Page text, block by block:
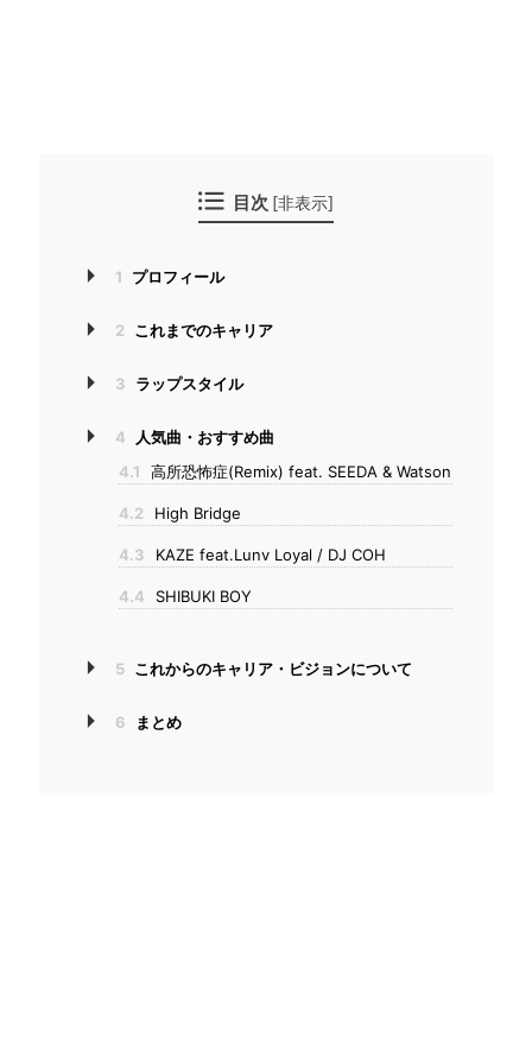
目次 [非表示]
1 プロフィール
2 これまでのキャリア
3 ラップスタイル
4
人気曲・おすすめ曲
4.1
高所恐怖症(Remix) feat. SEEDA & Watson
4.2 High Bridge
4.3 KAZE feat.Lunv Loyal / DJ COH
4.4 SHIBUKI BOY
5 これからのキャリア・ビジョンについて
6 まとめ